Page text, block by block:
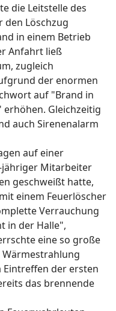
die Leitstelle des
den Löschzug
in einem Betrieb
Anfahrt ließ
zugleich
der enormen
auf "Brand in
Gleichzeitig
auch Sirenenalarm
auf einer
jähriger Mitarbeiter
geschweißt hatte,
einem Feuerlöscher
Verrauchung
in der Halle",
eine so große
Wärmestrahlung
der ersten
das brennende